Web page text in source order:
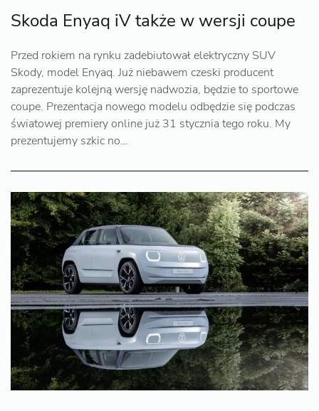
Skoda Enyaq iV także w wersji coupe
Przed rokiem na rynku zadebiutował elektryczny SUV
Skody, model Enyaq. Już niebawem czeski producent
zaprezentuje kolejną wersję nadwozia, będzie to sportowe
coupe. Prezentacja nowego modelu odbędzie się podczas
światowej premiery online już 31 stycznia tego roku. My
prezentujemy szkic no…